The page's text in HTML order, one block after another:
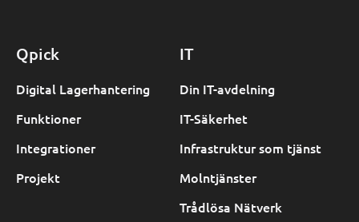
Qpick
Digital Lagerhantering
Funktioner
Integrationer
Projekt
IT
Din IT-avdelning
IT-Säkerhet
Infrastruktur som tjänst
Molntjänster
Trådlösa Nätverk